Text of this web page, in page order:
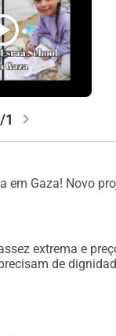
1 chevron_right
em Gaza! Novo
extrema e
de